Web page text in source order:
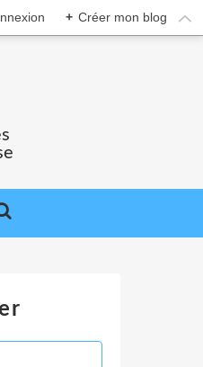
+ Créer mon blog